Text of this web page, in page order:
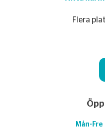
Flera
Mån-